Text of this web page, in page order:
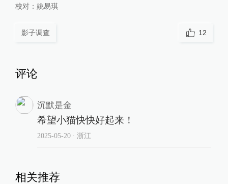
校对： 姚易琪
影子调查 12
评论
沉默是金
希望小猫快快好起来！
2025-05-20∙ 浙江
相关推荐